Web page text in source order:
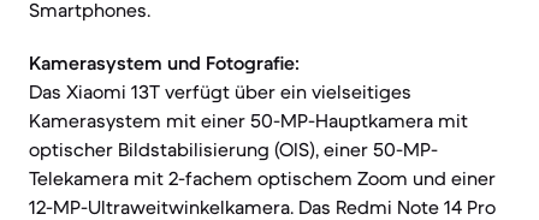
Smartphones.
Kamerasystem und Fotografie:
Das Xiaomi 13T verfügt über ein vielseitiges
Kamerasystem mit einer 50-MP-Hauptkamera mit
optischer Bildstabilisierung (OIS), einer 50-MP-
Telekamera mit 2-fachem optischem Zoom und einer
12-MP-Ultraweitwinkelkamera. Das Redmi Note 14 Pro